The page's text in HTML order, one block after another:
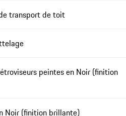
transport de toit
peintes en Noir (finition
Noir (finition brillante)